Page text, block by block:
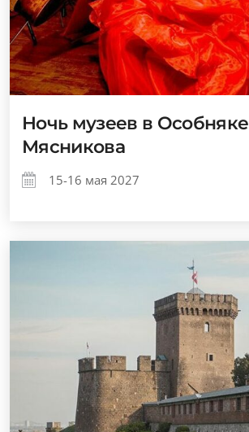
Ночь музеев в Особняке
Мясникова
15-16 мая 2027